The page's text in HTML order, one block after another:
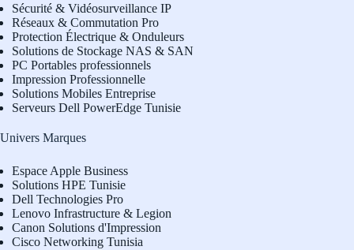
Sécurité & Vidéosurveillance IP
Réseaux & Commutation Pro
Protection Électrique & Onduleurs
Solutions de Stockage NAS & SAN
PC Portables professionnels
Impression Professionnelle
Solutions Mobiles Entreprise
Serveurs Dell PowerEdge Tunisie
Univers Marques
Espace Apple Business
Solutions HPE Tunisie
Dell Technologies Pro
Lenovo Infrastructure & Legion
Canon Solutions d'Impression
Cisco Networking Tunisia